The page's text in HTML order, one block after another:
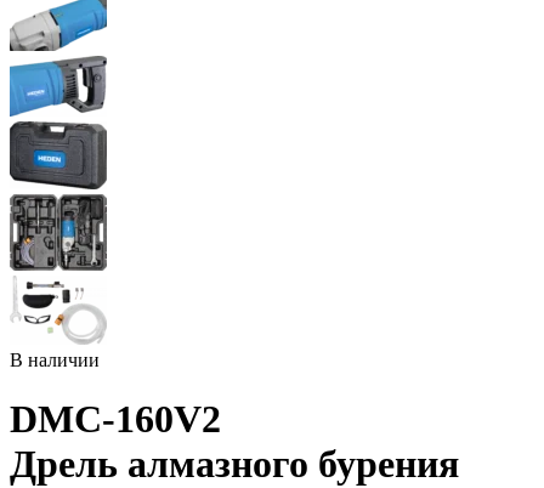
В наличии
DMC-160V2
Дрель алмазного бурения